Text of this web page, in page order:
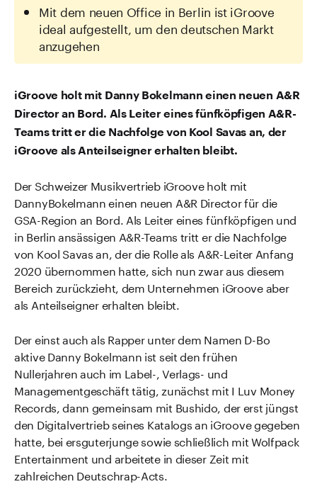
Mit dem neuen Office in Berlin ist iGroove
ideal aufgestellt, um den deutschen Markt
anzugehen
iGroove holt mit Danny Bokelmann einen neuen A&R
Director an Bord. Als Leiter eines fünfköpfigen A&R-
Teams tritt er die Nachfolge von Kool Savas an, der
iGroove als Anteilseigner erhalten bleibt.
Der Schweizer Musikvertrieb iGroove holt mit
DannyBokelmann einen neuen A&R Director für die
GSA-Region an Bord. Als Leiter eines fünfköpfigen und
in Berlin ansässigen A&R-Teams tritt er die Nachfolge
von Kool Savas an, der die Rolle als A&R-Leiter Anfang
2020 übernommen hatte, sich nun zwar aus diesem
Bereich zurückzieht, dem Unternehmen iGroove aber
als Anteilseigner erhalten bleibt.
Der einst auch als Rapper unter dem Namen D-Bo
aktive Danny Bokelmann ist seit den frühen
Nullerjahren auch im Label-, Verlags- und
Managementgeschäft tätig, zunächst mit I Luv Money
Records, dann gemeinsam mit Bushido, der erst jüngst
den Digitalvertrieb seines Katalogs an iGroove gegeben
hatte, bei ersguterjunge sowie schließlich mit Wolfpack
Entertainment und arbeitete in dieser Zeit mit
zahlreichen Deutschrap-Acts.